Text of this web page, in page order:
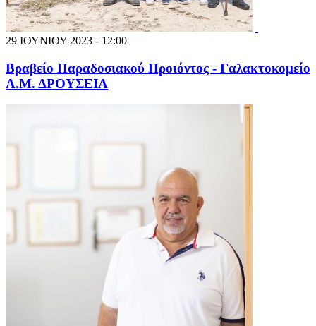
29 ΙΟΥΝΙΟΥ 2023 - 12:00
Βραβείο Παραδοσιακού Προιόντος - Γαλακτοκομείο
Α.Μ. ΔΡΟΥΣΕΙΑ